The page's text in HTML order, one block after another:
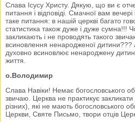
Слава Ісусу Христу. Дякую, що ви є
питання і відповіді. Смачної вам
таке питання: в нашій церкві багато
статистика також дуже і дуже сумна!!!
закликають і не проводять такого
всиновлення ненародженої
духовно всиновлює ненароджену
життя.
о.Володимир
Слава Навіки! Немає богословського
звичаю. Церква не практикує закликати
різних), які не мають богословського
Церкви, Святе Письмо, твори отців